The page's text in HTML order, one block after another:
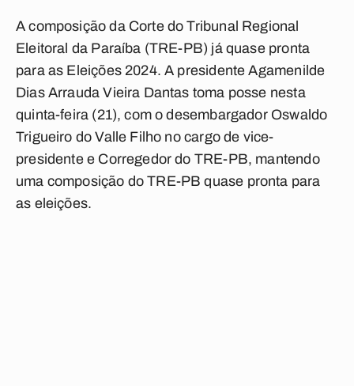
A composição da Corte do Tribunal Regional
Eleitoral da Paraíba (TRE-PB) já quase pronta
para as Eleições 2024. A presidente Agamenilde
Dias Arrauda Vieira Dantas toma posse nesta
quinta-feira (21), com o desembargador Oswaldo
Trigueiro do Valle Filho no cargo de vice-
presidente e Corregedor do TRE-PB, mantendo
uma composição do TRE-PB quase pronta para
as eleições.